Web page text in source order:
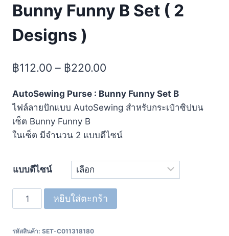
Bunny Funny B Set ( 2
Designs )
฿112.00 – ฿220.00
AutoSewing Purse : Bunny Funny Set B
ไฟล์ลายปักแบบ AutoSewing สำหรับกระเป๋าซิปบน
เซ็ต Bunny Funny B
ในเซ็ต มีจำนวน 2 แบบดีไซน์
แบบดีไซน์
หยิบใส่ตะกร้า
รหัสสินค้า: SET-C011318180